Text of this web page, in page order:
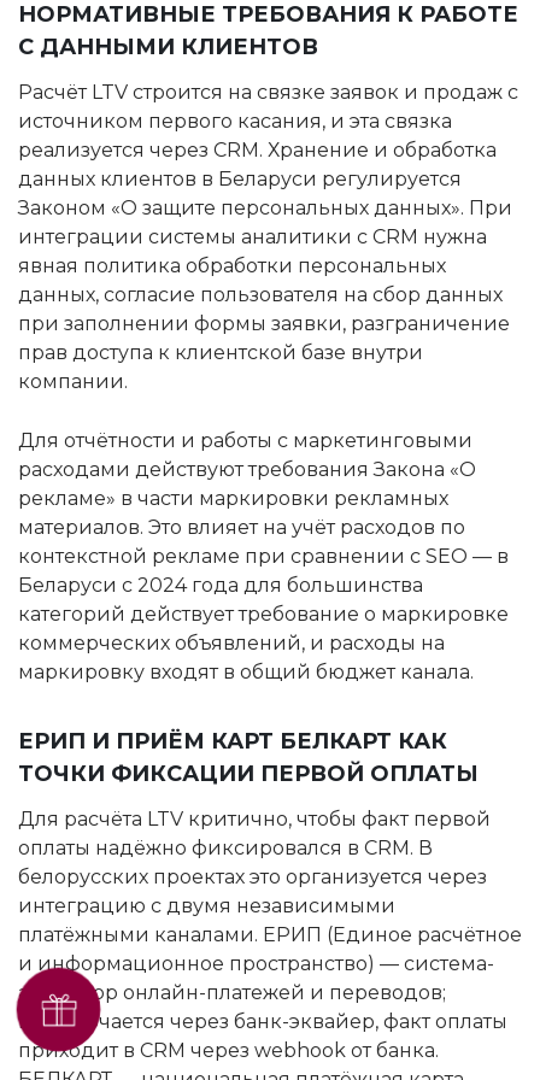
НОРМАТИВНЫЕ ТРЕБОВАНИЯ К РАБОТЕ
С ДАННЫМИ КЛИЕНТОВ
Расчёт LTV строится на связке заявок и продаж с
источником первого касания, и эта связка
реализуется через CRM. Хранение и обработка
данных клиентов в Беларуси регулируется
Законом «О защите персональных данных». При
интеграции системы аналитики с CRM нужна
явная политика обработки персональных
данных, согласие пользователя на сбор данных
при заполнении формы заявки, разграничение
прав доступа к клиентской базе внутри
компании.
Для отчётности и работы с маркетинговыми
расходами действуют требования Закона «О
рекламе» в части маркировки рекламных
материалов. Это влияет на учёт расходов по
контекстной рекламе при сравнении с SEO — в
Беларуси с 2024 года для большинства
категорий действует требование о маркировке
коммерческих объявлений, и расходы на
маркировку входят в общий бюджет канала.
ЕРИП И ПРИЁМ КАРТ БЕЛКАРТ КАК
ТОЧКИ ФИКСАЦИИ ПЕРВОЙ ОПЛАТЫ
Для расчёта LTV критично, чтобы факт первой
оплаты надёжно фиксировался в CRM. В
белорусских проектах это организуется через
интеграцию с двумя независимыми
платёжными каналами. ЕРИП (Единое расчётное
и информационное пространство) — система-
агрегатор онлайн-платежей и переводов;
подключается через банк-эквайер, факт оплаты
приходит в CRM через webhook от банка.
Получить SEO-аудит
бесплатно